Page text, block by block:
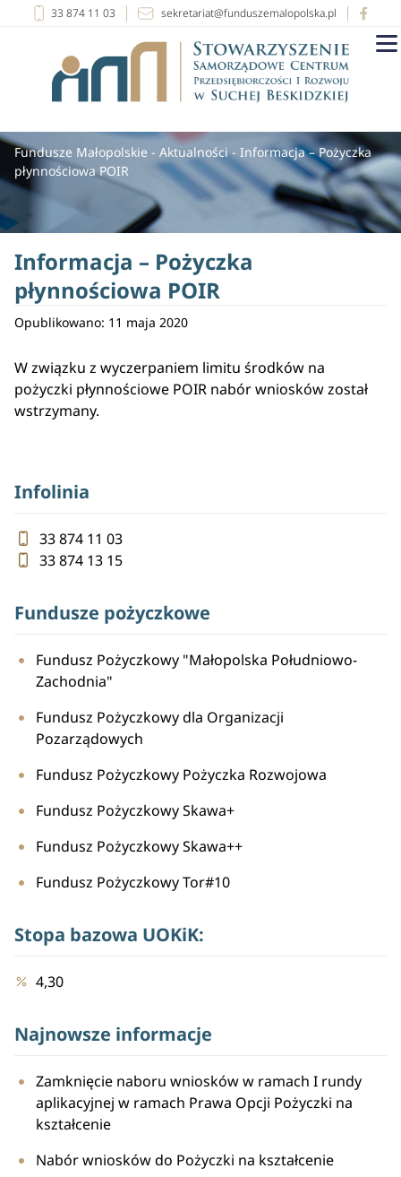
33 874 11 03 sekretariat@funduszemalopolska.pl
Fundusze Małopolskie - Aktualności- Informacja – Pożyczka
płynnościowa POIR
Informacja – Pożyczka
płynnościowa POIR
Opublikowano: 11 maja 2020
W związku z wyczerpaniem limitu środków na
pożyczki płynnościowe POIR nabór wniosków został
wstrzymany.
Infolinia
33 874 11 03
33 874 13 15
Fundusze pożyczkowe
Fundusz Pożyczkowy "Małopolska Południowo-
Zachodnia"
Fundusz Pożyczkowy dla Organizacji
Pozarządowych
Fundusz Pożyczkowy Pożyczka Rozwojowa
Fundusz Pożyczkowy Skawa+
Fundusz Pożyczkowy Skawa++
Fundusz Pożyczkowy Tor#10
Stopa bazowa UOKiK:
4,30
Najnowsze informacje
Zamknięcie naboru wniosków w ramach I rundy
aplikacyjnej w ramach Prawa Opcji Pożyczki na
kształcenie
Nabór wniosków do Pożyczki na kształcenie